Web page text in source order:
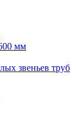
мм
звеньев труб